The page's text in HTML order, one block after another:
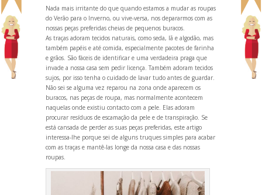
Nada mais irritante do que quando estamos a mudar as roupas
do Verão para o Inverno, ou vive-versa, nos depararmos com as
nossas peças preferidas cheias de pequenos buracos.
As traças adoram tecidos naturais, como seda, lã e algodão, mas
também papéis e até comida, especialmente pacotes de farinha
e grãos. São fáceis de identificar e uma verdadeira praga que
invade a nossa casa sem pedir licença. Também adoram tecidos
sujos, por isso tenha o cuidado de lavar tudo antes de guardar.
Não sei se alguma vez reparou na zona onde aparecem os
buracos, nas peças de roupa, mas normalmente acontecem
naquelas onde existiu contacto com a pele. Elas adoram
procurar resíduos de escamação da pele e de transpiração. Se
está cansada de perder as suas peças preferidas, este artigo
interessa-lhe porque sei de alguns truques simples para acabar
com as traças e mantê-las longe da nossa casa e das nossas
roupas.